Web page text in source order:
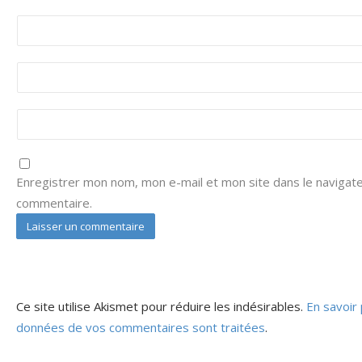
Enregistrer mon nom, mon e-mail et mon site dans le
commentaire.
Ce site utilise Akismet pour réduire les indésirables. En
données de vos commentaires sont traitées.